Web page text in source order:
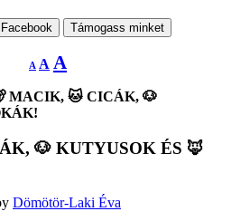
Facebook Támogass minket
A
Decrease
font
A Reset
font
size.
A
font
size.
MACIK, 🐱 CICÁK, 🐶
🐶 KUTYUSOK ÉS 🦊
Dömötör-Laki Éva